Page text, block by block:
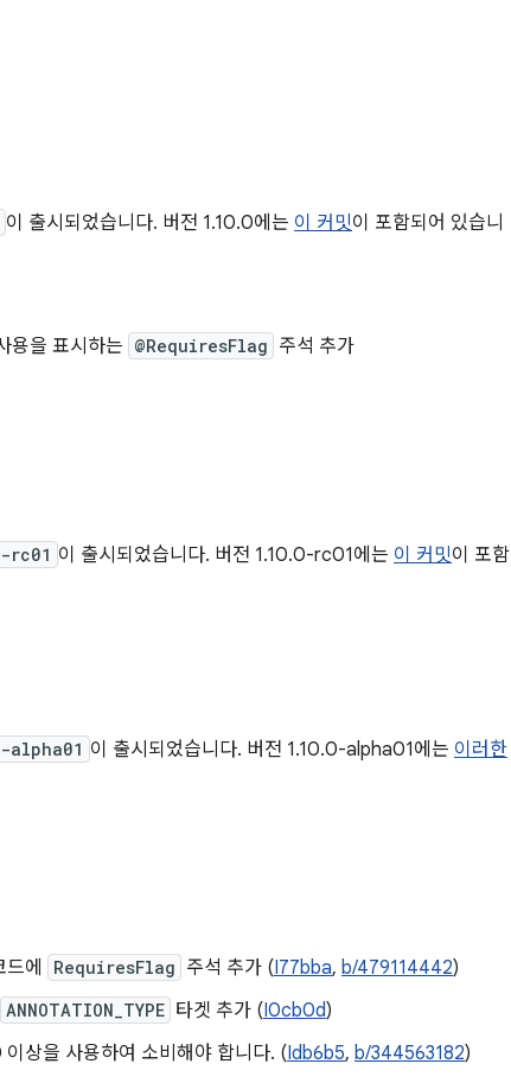
이 출시되었습니다. 버전 1.10.0에는 이 커밋이 포함되어 있습니
용을 표시하는 @RequiresFlag 주석 추가
rc01 이 출시되었습니다. 버전 1.10.0-rc01에는 이 커밋이 포함
이 출시되었습니다. 버전 1.10.0-alpha01에는 이러한
에
RequiresFlag 주석 추가 (I77bba, b/479114442)
ANNOTATION_TYPE 타겟 추가 (I0cb0d)
상을 사용하여 소비해야 합니다. (Idb6b5, b/344563182)